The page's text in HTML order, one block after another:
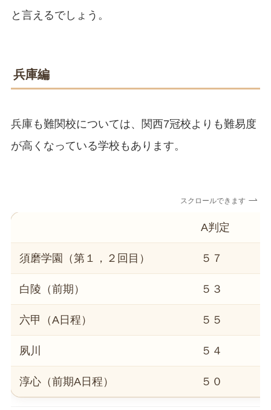
と言えるでしょう。
兵庫編
兵庫も難関校については、関西7冠校よりも難易度
が高くなっている学校もあります。
スクロールできます
A判定
須磨学園（第１，２回目） ５７
白陵（前期） ５３
六甲（A日程） ５５
夙川 ５４
淳心（前期A日程） ５０